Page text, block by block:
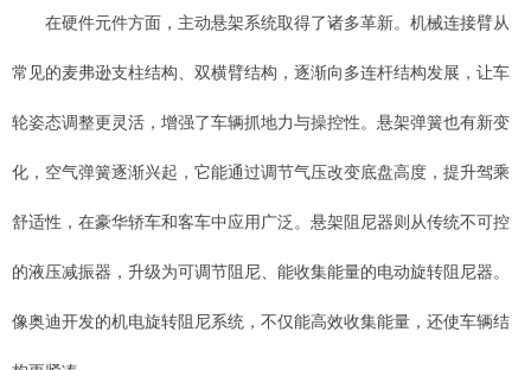
在硬件元件方面，主动悬架系统取得了诸多革新。机械连接臂从
常见的麦弗逊支柱结构、双横臂结构，逐渐向多连杆结构发展，让车
轮姿态调整更灵活，增强了车辆抓地力与操控性。悬架弹簧也有新变
化，空气弹簧逐渐兴起，它能通过调节气压改变底盘高度，提升驾乘
舒适性，在豪华轿车和客车中应用广泛。悬架阻尼器则从传统不可控
的液压减振器，升级为可调节阻尼、能收集能量的电动旋转阻尼器。
像奥迪开发的机电旋转阻尼系统，不仅能高效收集能量，还使车辆结